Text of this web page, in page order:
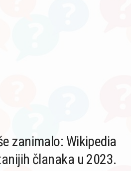
zanimalo: Wikipedia
članaka u 2023.